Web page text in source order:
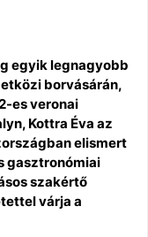
egyik legnagyobb
borvásárán,
es veronai
Kottra Éva az
elismert
gasztronómiai
szakértő
várja a